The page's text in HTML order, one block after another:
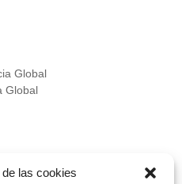
las cookies
Global
Global